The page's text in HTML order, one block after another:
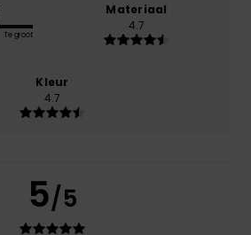
Te groot
Materiaal
4.7
Kleur
4.7
5/5